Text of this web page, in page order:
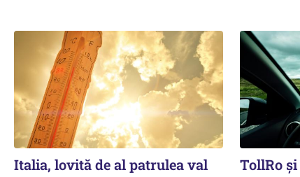
Italia, lovită de al patrulea val
TollRo